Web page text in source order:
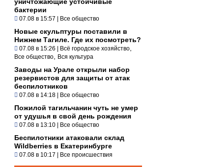
бактерии
07.08 в 15:57 | Все общество
Новые скульптуры поставили в
Нижнем Тагиле. Где их посмотреть?
07.08 в 15:26 | Всё городское хозяйство
Все общество Вся культура
Заводы на Урале открыли набор
резервистов для защиты от атак
беспилотников
07.08 в 14:18 | Все общество
Пожилой тагильчанин чуть не умер
от удушья в свой день рождения
07.08 в 13:10 | Все общество
Беспилотники атаковали склад
Wildberries в Екатеринбурге
07.08 в 10:17 | Все происшествия